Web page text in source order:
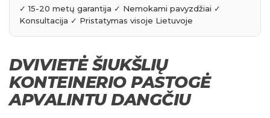
DVIVIETĖ ŠIUKŠLIŲ
KONTEINERIO PASTOGĖ
APVALINTU DANGČIU